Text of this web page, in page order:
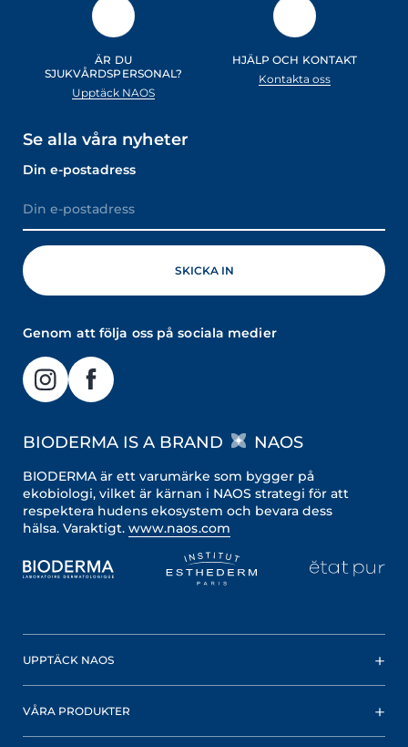
ÄR DU
SJUKVÅRDSPERSONAL?
Upptäck NAOS
HJÄLP OCH KONTAKT
Kontakta oss
Se alla våra nyheter
Din e-postadress
Genom att följa oss på sociala medier
BIODERMA IS A BRAND NAOS
BIODERMA är ett varumärke som bygger på
ekobiologi, vilket är kärnan i NAOS strategi för att
respektera hudens ekosystem och bevara dess
hälsa. Varaktigt. www.naos.com
UPPTÄCK NAOS
VÅRA PRODUKTER